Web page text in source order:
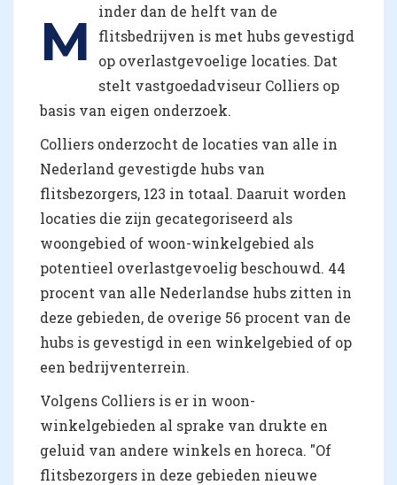
M
inder dan de helft van de
flitsbedrijven is met hubs gevestigd
op overlastgevoelige locaties. Dat
stelt vastgoedadviseur Colliers op
basis van eigen onderzoek.
Colliers onderzocht de locaties van alle in
Nederland gevestigde hubs van
flitsbezorgers, 123 in totaal. Daaruit worden
locaties die zijn gecategoriseerd als
woongebied of woon-winkelgebied als
potentieel overlastgevoelig beschouwd. 44
procent van alle Nederlandse hubs zitten in
deze gebieden, de overige 56 procent van de
hubs is gevestigd in een winkelgebied of op
een bedrijventerrein.
Volgens Colliers is er in woon-
winkelgebieden al sprake van drukte en
geluid van andere winkels en horeca. "Of
flitsbezorgers in deze gebieden nieuwe